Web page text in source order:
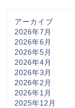
アーカイブ
2026年7月
2026年6月
2026年5月
2026年4月
2026年3月
2026年2月
2026年1月
2025年12月